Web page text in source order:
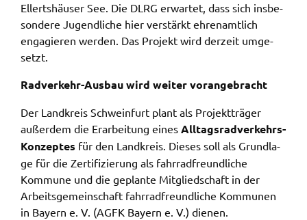
Ellerts­häu­ser See. Die DLRG erwar­tet, dass sich insbe­
son­de­re Jugend­li­che hier verstärkt ehren­amt­lich
enga­gie­ren werden. Das Projekt wird derzeit umge­
setzt.
Radver­kehr-Ausbau wird weiter voran­ge­bracht
Der Land­kreis Schwein­furt plant als Projekt­trä­ger
außer­dem die Erar­bei­tung eines Alltags­rad­ver­kehrs-
Konzep­tes für den Land­kreis. Dieses soll als Grund­la­
ge für die Zerti­fi­zie­rung als fahr­rad­freund­li­che
Kommu­ne und die geplan­te Mitglied­schaft in der
Arbeits­ge­mein­schaft fahr­rad­freund­li­che Kommu­nen
in Bayern e. V. (AGFK Bayern e. V.) dienen.
Anbieter:
YouTube
Youtube Videos
Google Maps
Name:
consent-google-maps
Anbieter:
Google Maps